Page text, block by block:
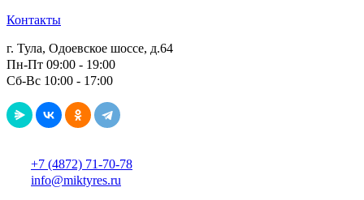
Контакты
г. Тула, Одоевское шоссе, д.64
Пн-Пт 09:00 - 19:00
Сб-Вс 10:00 - 17:00
+7 (4872) 71-70-78
info@miktyres.ru